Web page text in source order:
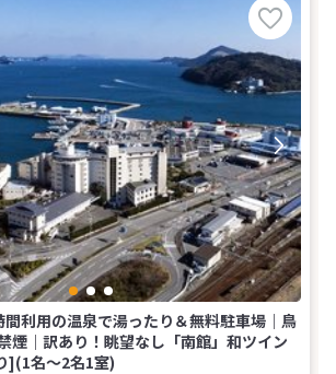
間利用の温泉で湯ったり＆無料駐車場｜鳥
煙｜訳あり！眺望なし「南館」和ツイン
](1名～2名1室)